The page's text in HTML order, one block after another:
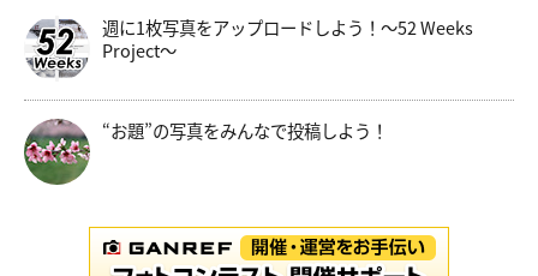
週に1枚写真をアップロードしよう！～52 Weeks
Project～
“お題”の写真をみんなで投稿しよう！